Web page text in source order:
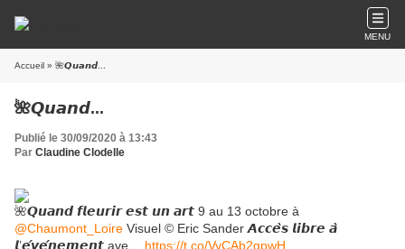
MENU
Accueil » 🌺𝙌𝙪𝙖𝙣𝙙...
🌺𝙌𝙪𝙖𝙣𝙙...
Publié le 30/09/2020 à 13:43
Par Claudine Clodelle
🌺𝙌𝙪𝙖𝙣𝙙 𝙛𝙡𝙚𝙪𝙧𝙞𝙧 𝙚𝙨𝙩 𝙪𝙣 𝙖𝙧𝙩 9 au 13 octobre à
@Chaumont_Loire Visuel © Eric Sander 𝘼𝙘𝙘𝙚̀𝙨 𝙡𝙞𝙗𝙧𝙚 𝙖̀
𝙡’𝙚́𝙫𝙚́𝙣𝙚𝙢𝙚𝙣𝙩 ave… https://t.co/VyCAb2gpwH